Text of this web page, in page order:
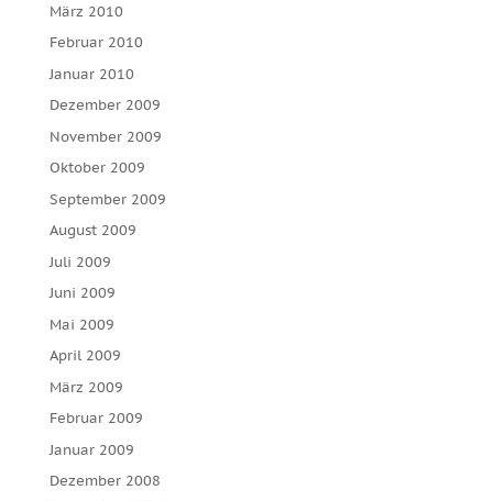
März 2010
Februar 2010
Januar 2010
Dezember 2009
November 2009
Oktober 2009
September 2009
August 2009
Juli 2009
Juni 2009
Mai 2009
April 2009
März 2009
Februar 2009
Januar 2009
Dezember 2008